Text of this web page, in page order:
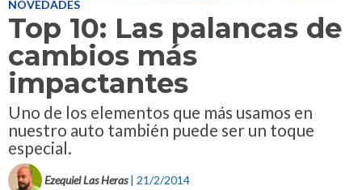
NOVEDADES
Top 10: Las palancas de
cambios más
impactantes
Uno de los elementos que más usamos en
nuestro auto también puede ser un toque
especial.
Ezequiel Las Heras | 21/2/2014